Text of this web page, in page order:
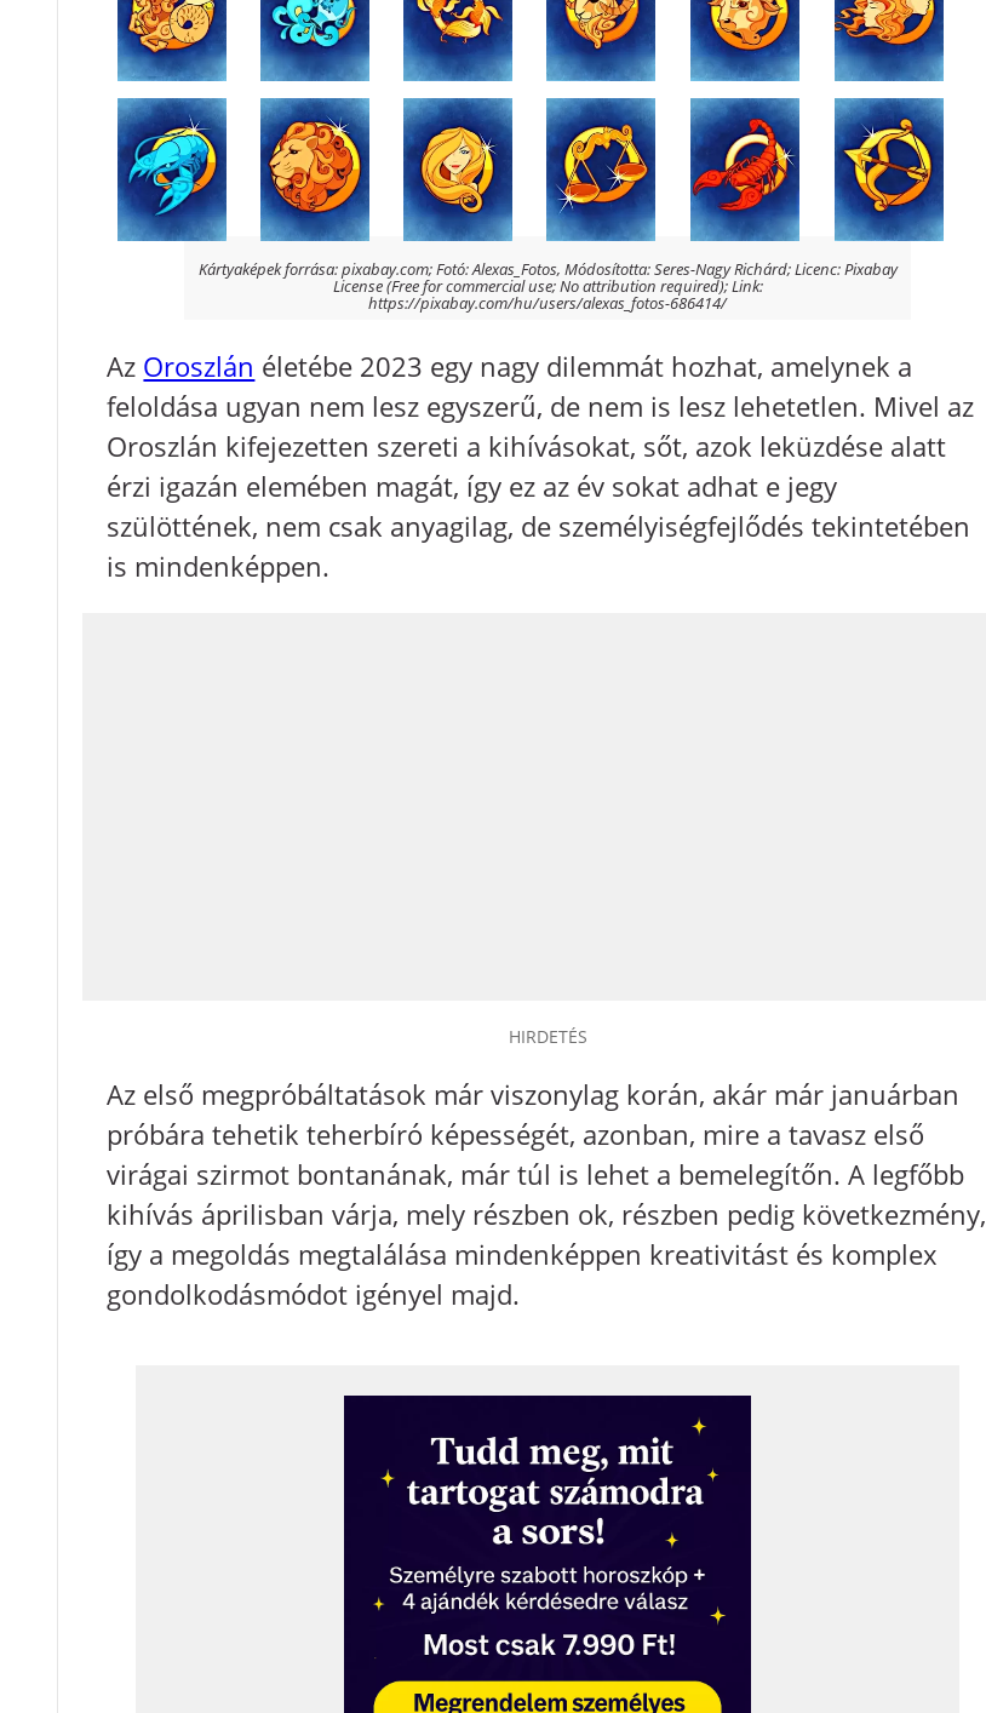
Kártyaképek forrása: pixabay.com; Fotó: Alexas_Fotos, Módosította: Seres-Nagy Richárd; Licenc: Pixabay
License (Free for commercial use; No attribution required); Link:
https://pixabay.com/hu/users/alexas_fotos-686414/
Az Oroszlán életébe 2023 egy nagy dilemmát hozhat, amelynek a
feloldása ugyan nem lesz egyszerű, de nem is lesz lehetetlen. Mivel az
Oroszlán kifejezetten szereti a kihívásokat, sőt, azok leküzdése alatt
érzi igazán elemében magát, így ez az év sokat adhat e jegy
szülöttének, nem csak anyagilag, de személyiségfejlődés tekintetében
is mindenképpen.
HIRDETÉS
Az első megpróbáltatások már viszonylag korán, akár már januárban
próbára tehetik teherbíró képességét, azonban, mire a tavasz első
virágai szirmot bontanának, már túl is lehet a bemelegítőn. A legfőbb
kihívás áprilisban várja, mely részben ok, részben pedig következmény,
így a megoldás megtalálása mindenképpen kreativitást és komplex
gondolkodásmódot igényel majd.